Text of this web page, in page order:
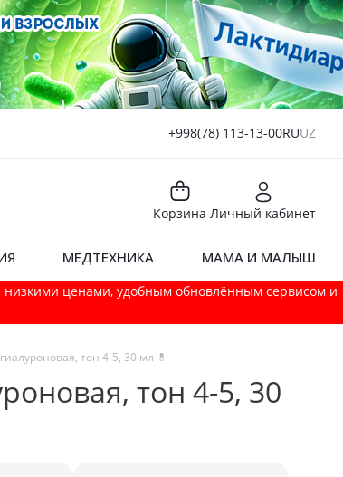
+998(78) 113-13-00RUUZ
Корзина Личный кабинет
МЕДТЕХНИКА МАМА И МАЛЫШ
низкими ценами, удобным обновлённым сервисом и
тон 4-5, 30 мл 💊
тон 4-5, 30